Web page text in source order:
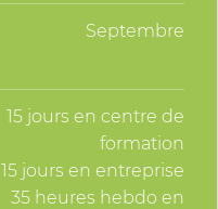
Septembre
15 jours en centre de
formation
15 jours en entreprise
35 heures hebdo en